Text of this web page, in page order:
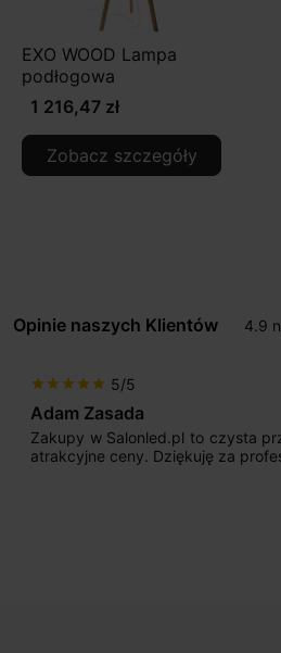
EXO WOOD Lampa
podłogowa
1 216,47 zł
Zobacz szczegóły
Opinie naszych Klientów 4.9
star star star star star 5/5
Adam Zasada
Zakupy w Salonled.pl to czysta
atrakcyjne ceny. Dziękuję za